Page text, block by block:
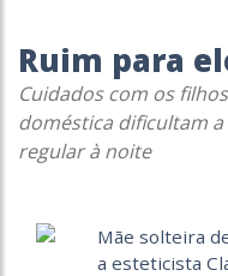
Ruim para
Cuidados com os
doméstica dificultam
regular à noite
Mãe solteira
a esteticista